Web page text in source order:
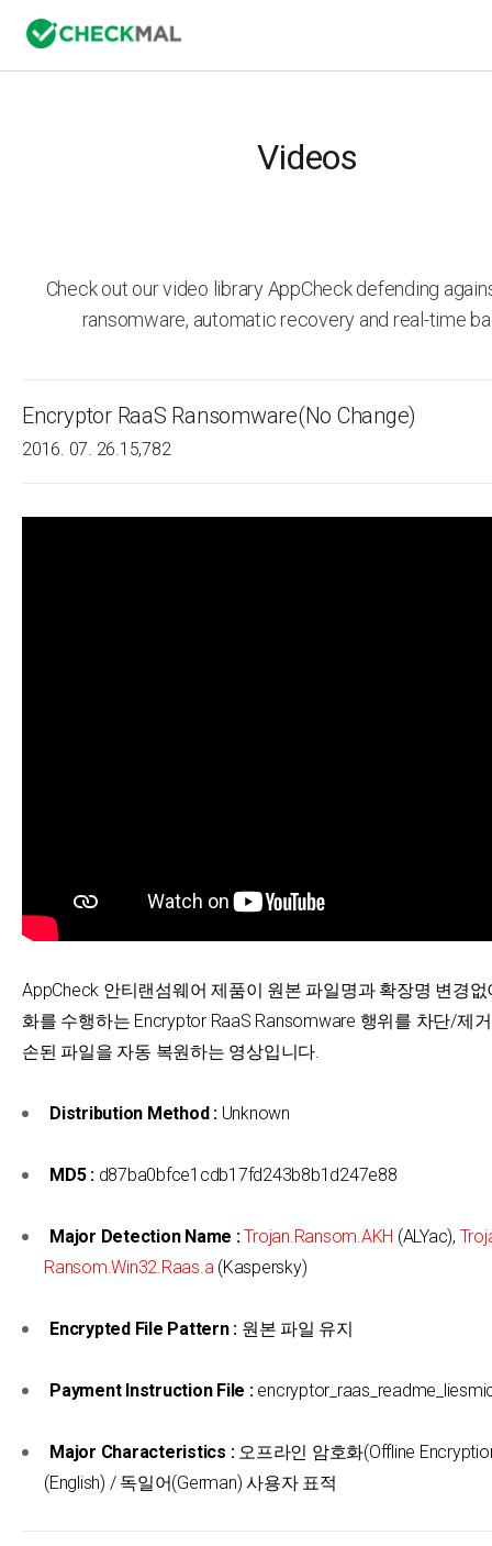
Videos
Check out our video library AppCheck defending
ransomware, automatic recovery and real-time
Encryptor RaaS Ransomware(No Change)
2016. 07. 26.15,782
AppCheck 안티랜섬웨어 제품이 원본 파일명과 확장명 변경
화를 수행하는 Encryptor RaaS Ransomware 행위를 차단/제
손된 파일을 자동 복원하는 영상입니다.
Distribution Method :Unknown
MD5 :d87ba0bfce1cdb17fd243b8b1d247e88
Major Detection Name :Trojan.Ransom.AKH (ALYac),
Ransom.Win32.Raas.a(Kaspersky)
Encrypted File Pattern : 원본 파일 유지
Payment Instruction File :
Major Characteristics :오프라인 암호화(Offline
(English) / 독일어(German) 사용자 표적